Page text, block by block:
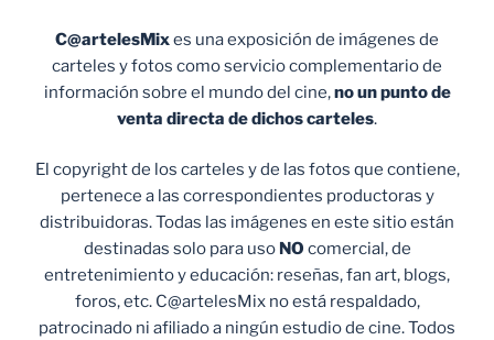
C@artelesMixes una exposición de imágenes de
carteles y fotos como servicio complementario de
información sobre el mundo del cine,no un punto de
venta directa de dichos carteles.
El copyright de los carteles y de las fotos que contiene,
pertenece a las correspondientes productoras y
distribuidoras. Todas las imágenes en este sitio están
destinadas solo para uso NO comercial, de
entretenimiento y educación: reseñas, fan art, blogs,
foros, etc. C@artelesMix no está respaldado,
patrocinado ni afiliado a ningún estudio de cine. Todos